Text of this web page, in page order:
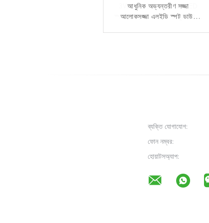
আধুনিক অভ্যন্তরীণ সজ্জা
আলোকসজ্জা এলইডি স্পট ডাউন
3W*9PCS ডিমেবল মিনি LED
স্পট লাইট, স্টার লাইট ইনপুট 220-
ব্যক্তি যোগাযোগ:
ফোন নম্বর:
হোয়াটসঅ্যাপ: